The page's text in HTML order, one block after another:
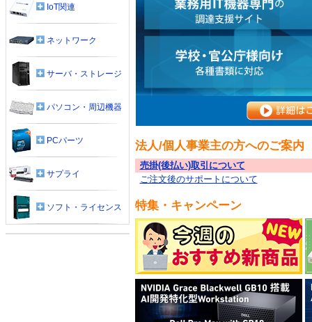
法人/個人事業主の方へのご案内
売掛(後払い)取引について
ご注文後のサポートについて
特集・キャンペーン
IoT関連
ネットワーク
サーバ・ストレージ
パソコン・周辺機器
PCパーツ
サプライ
ソフト・ライセンス